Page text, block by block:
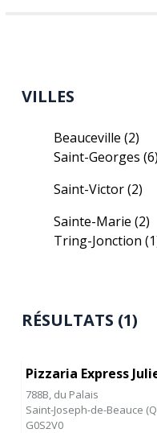
VILLES
Beauceville(2)
Saint-Georges(6)
Saint-Victor(2)
Sainte-Marie(2)
Tring-Jonction
RÉSULTATS (1)
Pizzaria Express
788B, du Palais
Saint-Joseph-de-Beauce (
G0S2V0